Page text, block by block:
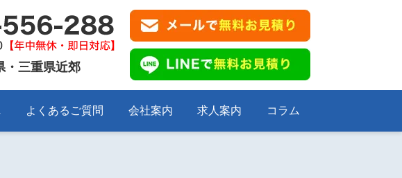
・三重県近郊
よくあるご質問 会社案内 求人案内 コラム